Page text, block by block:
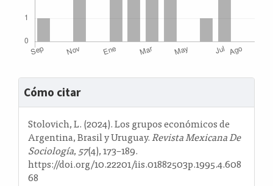
Detalles
del
artículo
Cómo citar
Stolovich, L. (2024). Los grupos económicos de
Argentina, Brasil y Uruguay.Revista Mexicana De
Sociología,57(4), 173–189.
https://doi.org/10.22201/iis.01882503p.1995.4.608
68